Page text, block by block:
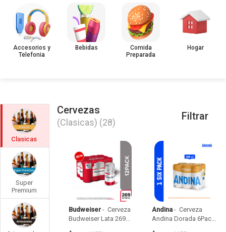
Accesorios y
Telefonia
Bebidas
Comida
Preparada
Hogar
Clasicas
Super
Premium
Cervezas
(Clasicas) (28)
Filtrar
Budweiser - Cerveza
Budweiser Lata 269Ml
Andina - Cerveza
Andina Dorada 6Pack